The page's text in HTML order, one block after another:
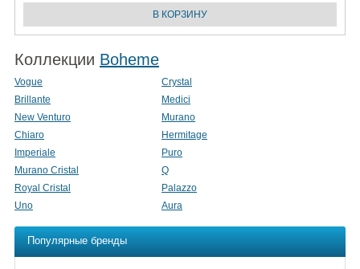
Коллекции Boheme
Vogue
Crystal
Brillante
Medici
New Venturo
Murano
Chiaro
Hermitage
Imperiale
Puro
Murano Cristal
Q
Royal Cristal
Palazzo
Uno
Aura
Популярные бренды